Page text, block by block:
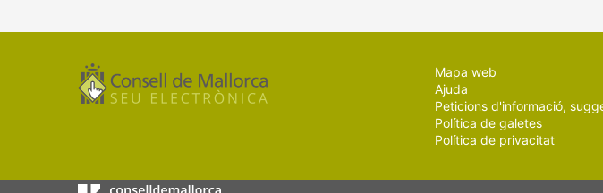
Mapa web
Ajuda
Peticions d'informació,
Política de galetes
Política de privacitat